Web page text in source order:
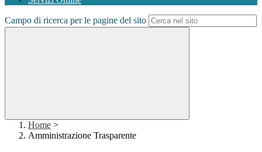
Campo di ricerca per le pagine del sito
Home >
Amministrazione Trasparente